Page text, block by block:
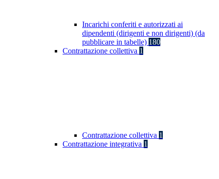
Incarichi conferiti e autorizzati ai
dipendenti (dirigenti e non dirigenti) (da
pubblicare in tabelle) 180
Contrattazione collettiva 1
Contrattazione collettiva 1
Contrattazione integrativa 1